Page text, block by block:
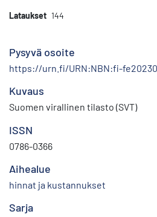
Lataukset 144
Pysyvä osoite
https://urn.fi/URN:NBN:fi-
Kuvaus
Suomen virallinen tilasto (SVT)
ISSN
0786-0366
Aihealue
hinnat ja kustannukset
Sarja